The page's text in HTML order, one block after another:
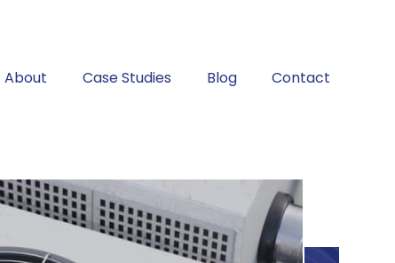
About Case Studies Blog Contact